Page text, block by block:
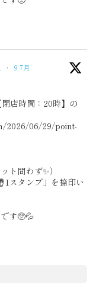
· 9 7月
店時間：20時】の
2026/06/29/point-
ト問わず✨）
スタンプ」を捺印い
す🥺💦